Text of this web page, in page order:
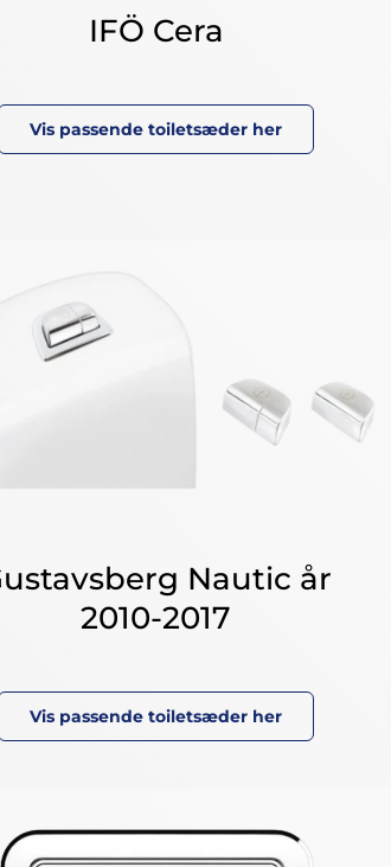
IFÖ Cera
Vis passende toiletsæder her
Nautic år
2010-2017
Vis passende toiletsæder her